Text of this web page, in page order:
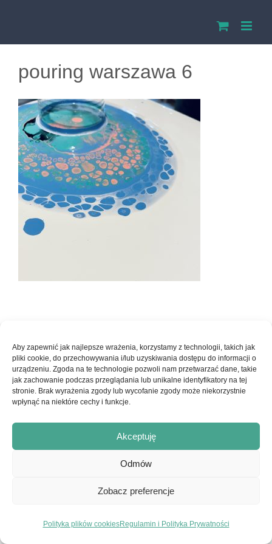
Aby zapewnić jak najlepsze wrażenia, korzystamy z technologii, takich jak
pliki cookie, do przechowywania i/lub uzyskiwania dostępu do informacji o
urządzeniu. Zgoda na te technologie pozwoli nam przetwarzać dane, takie
jak zachowanie podczas przeglądania lub unikalne identyfikatory na tej
stronie. Brak wyrażenia zgody lub wycofanie zgody może niekorzystnie
wpłynąć na niektóre cechy i funkcje.
Akceptuję
Odmów
Zobacz preferencje
Polityka plików cookiesRegulamin i Polityka Prywatności
pouring warszawa 6
© Copyright 2017-2026 - Ars Pro Anima | Strona stworzona z
pasji przezembraceyourlife.pl | Konto Klienta|
Regulamin
serwisu i Polityka Prywatności
FacebookInstagram